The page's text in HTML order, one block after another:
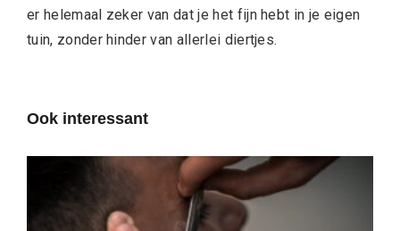
er helemaal zeker van dat je het fijn hebt in je eigen
tuin, zonder hinder van allerlei diertjes.
Ook interessant